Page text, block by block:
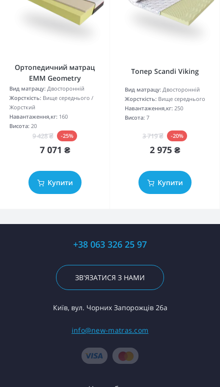
Ортопедичний матрац
EMM Geometry
Вид матрацу: Двосторонній
Жорсткість: Вище середнього /
Жорсткий
Навантаження,кг: 160
Висота: 20
9 428 ₴ -25%
7 071 ₴
Купити
Топер Scandi Viking
Вид матрацу: Двосторонній
Жорсткість: Вище середнього
Навантаження,кг: 250
Висота: 7
3 719 ₴ -20%
2 975 ₴
Купити
+38 063 326 25 97
ЗВ'ЯЗАТИСЯ З НАМИ
Київ, вул. Чорних Запорожців 26а
info@new-matras.com